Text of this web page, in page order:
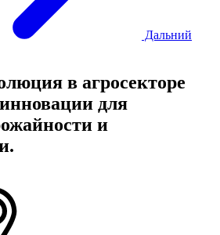
Дальний
в агросекторе
для
и